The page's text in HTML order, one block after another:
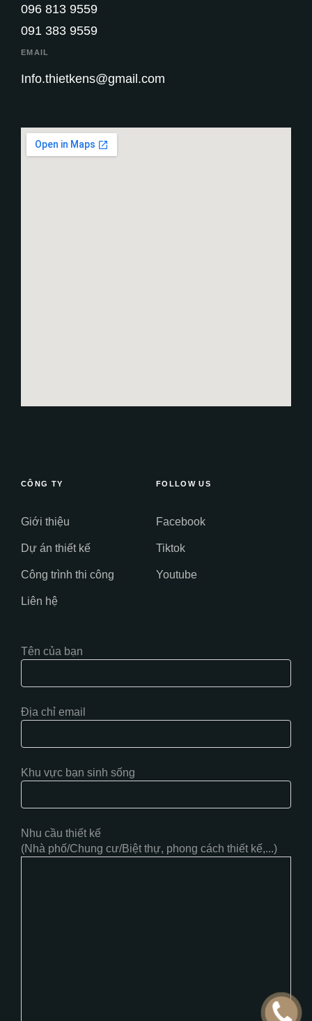
096 813 9559
091 383 9559
EMAIL
Info.thietkens@gmail.com
CÔNG TY
Giới thiệu
Dự án thiết kế
Công trình thi công
Liên hệ
FOLLOW US
Facebook
Tiktok
Youtube
Tên của bạn
Địa chỉ email
Khu vực bạn sinh sống
Nhu cầu thiết kế
(Nhà phố/Chung cư/Biệt thự, phong cách thiết kế,...)